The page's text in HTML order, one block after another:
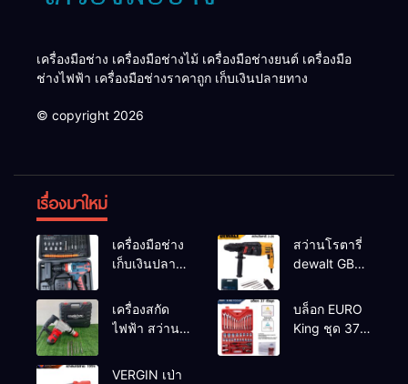
เครื่องมือช่าง เครื่องมือช่างไม้ เครื่องมือช่างยนต์ เครื่องมือ
ช่างไฟฟ้า เครื่องมือช่างราคาถูก เก็บเงินปลายทาง
© copyright 2026
เรื่องมาใหม่
เครื่องมือช่าง
เก็บเงินปลาย
สว่านโรตารี่
dewalt GBH
2-26 DFR ทุ่น
ทองแดงแท้
100%
เครื่องสกัด
ไฟฟ้า สว่าน
MAKTEC รุ่น MT2926A
บล็อก EURO
King ชุด 37
VERGIN เป่า